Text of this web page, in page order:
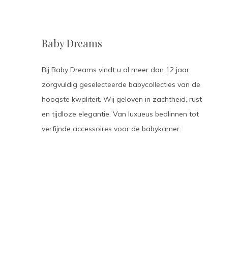
Baby Dreams
Bij Baby Dreams vindt u al meer dan 12 jaar
zorgvuldig geselecteerde babycollecties van de
hoogste kwaliteit. Wij geloven in zachtheid, rust
en tijdloze elegantie. Van luxueus bedlinnen tot
verfijnde accessoires voor de babykamer.